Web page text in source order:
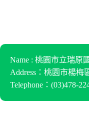
Name : 桃園市立瑞原
Address：桃園市楊梅
Telephone：(03)478-